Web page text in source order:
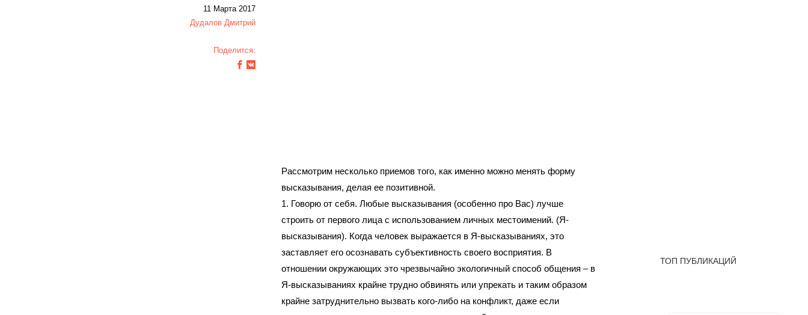
11 Марта 2017
Дудалов Дмитрий
Поделится:
Рассмотрим несколько приемов того, как именно можно менять форму
высказывания, делая ее позитивной.
1. Говорю от себя. Любые высказывания (особенно про Вас) лучше
строить от первого лица с использованием личных местоимений. (Я-
высказывания). Когда человек выражается в Я-высказываниях, это
заставляет его осознавать субъективность своего восприятия. В
отношении окружающих это чрезвычайно экологичный способ общения – в
Я-высказываниях крайне трудно обвинять или упрекать и таким образом
крайне затруднительно вызвать кого-либо на конфликт, даже если
ТОП ПУБЛИКАЦИЙ